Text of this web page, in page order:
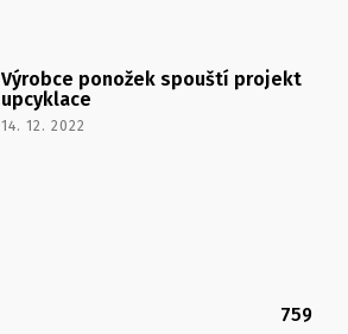
Výrobce ponožek spouští projekt
upcyklace
14. 12. 2022
759